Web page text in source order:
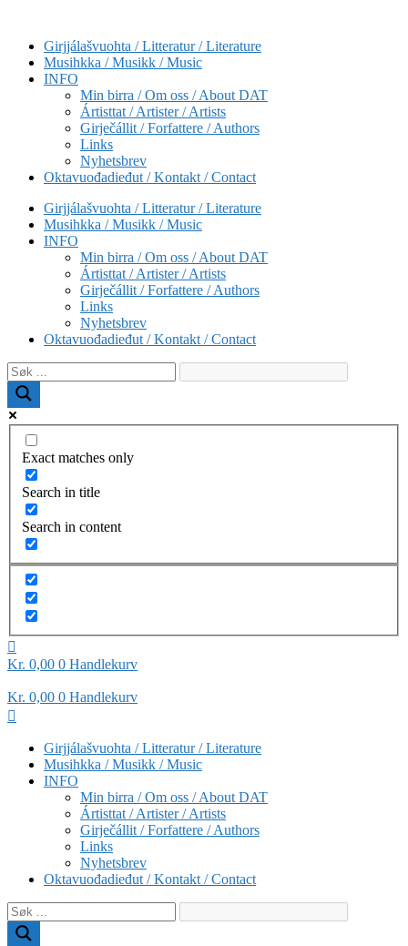
contentGirjjálašvuohta / Litteratur / Literature
Musihkka / Musikk / Music
INFO
Min birra / Om oss / About DAT
Ártisttat / Artister / Artists
Girječállit / Forfattere / Authors
Links
Nyhetsbrev
Oktavuođadieđut / Kontakt / Contact
Girjjálašvuohta / Litteratur / Literature
Musihkka / Musikk / Music
INFO
Min birra / Om oss / About DAT
Ártisttat / Artister / Artists
Girječállit / Forfattere / Authors
Links
Nyhetsbrev
Oktavuođadieđut / Kontakt / Contact
Exact matches only
Search in title
Search in content
Kr 0,00 0 Handlekurv
Kr 0,00 0 Handlekurv
Girjjálašvuohta / Litteratur / Literature
Musihkka / Musikk / Music
INFO
Min birra / Om oss / About DAT
Ártisttat / Artister / Artists
Girječállit / Forfattere / Authors
Links
Nyhetsbrev
Oktavuođadieđut / Kontakt / Contact